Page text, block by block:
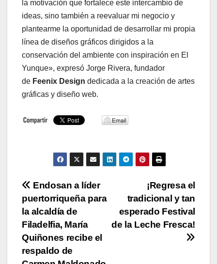
la motivación que fortalece este intercambio de
ideas, sino también a reevaluar mi negocio y
plantearme la oportunidad de desarrollar mi propia
línea de diseños gráficos dirigidos a la
conservación del ambiente con inspiración en El
Yunque», expresó Jorge Rivera, fundador
de Feenix Design dedicada a la creación de artes
gráficas y diseño web.
Navegación
de
entradas
¡Regresa el
tradicional y tan
esperado Festival
de la Leche Fresca!
Endosan a líder
puertorriqueña para
la alcaldía de
Filadelfia, María
Quiñones recibe el
respaldo de